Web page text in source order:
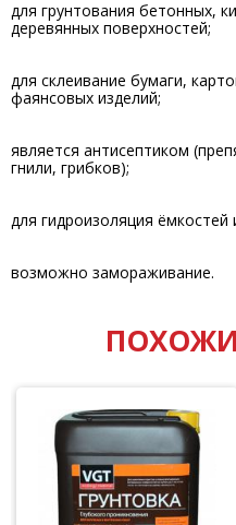
для грунтования бетонных,
деревянных поверхностей;
для склеивание бумаги,
фаянсовых изделий;
является антисептиком
гнили, грибков);
для гидроизоляция ёмкостей
возможно замораживание.